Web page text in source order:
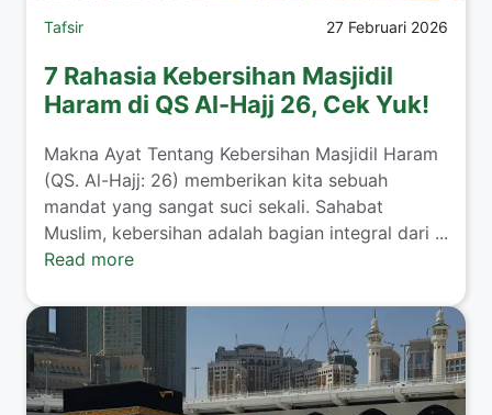
Tafsir 27 Februari 2026
7 Rahasia Kebersihan Masjidil
Haram di QS Al-Hajj 26, Cek Yuk!
Makna Ayat Tentang Kebersihan Masjidil Haram
(QS. Al-Hajj: 26) memberikan kita sebuah
mandat yang sangat suci sekali. Sahabat
Muslim, kebersihan adalah bagian integral dari ...
Read more